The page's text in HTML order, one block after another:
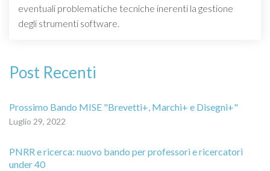
eventuali problematiche tecniche inerenti la gestione
degli strumenti software.
Post Recenti
Prossimo Bando MISE "Brevetti+, Marchi+ e Disegni+"
Luglio 29, 2022
PNRR e ricerca: nuovo bando per professori e ricercatori
under 40